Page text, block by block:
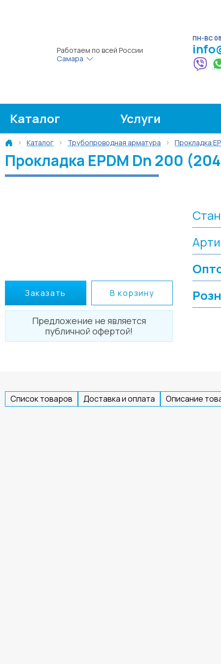
Работаем по всей России
Самара
ПН-ВС
Каталог Услуги
Каталог Трубопроводная арматура Прокладка
Прокладка EPDM Dn 200
Заказать В корзину
Предложение не является
публичной офертой!
Список товаров Доставка и оплата Описание